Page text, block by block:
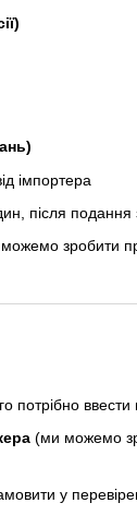
імпортера
після подання
зробити
потрібно
(ми можемо
у